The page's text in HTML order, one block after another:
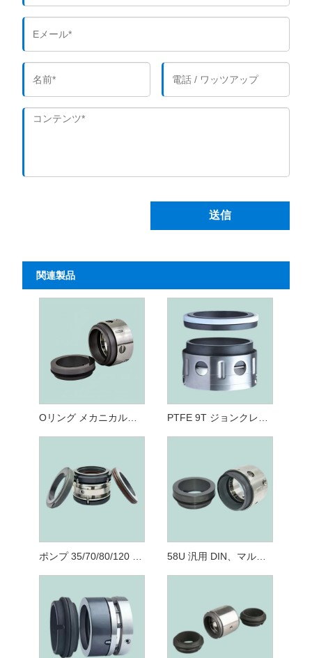
送信
関連製品
Oリング メカニカルシャフトシール 8-1T マルチスプリング メカニカルシール
58U 汎用 DIN、マルチスプリング、O リング プッシャー シール